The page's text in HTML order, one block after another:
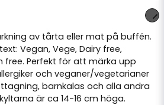
av tårta eller mat på buffén.
Vegan, Vege, Dairy free,
free. Perfekt för att märka upp
och veganer/vegetarianer
barnkalas och alla andra
är ca 14-16 cm höga.